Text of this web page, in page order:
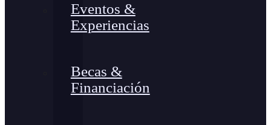
Eventos &
Experiencias
Becas &
Financiación